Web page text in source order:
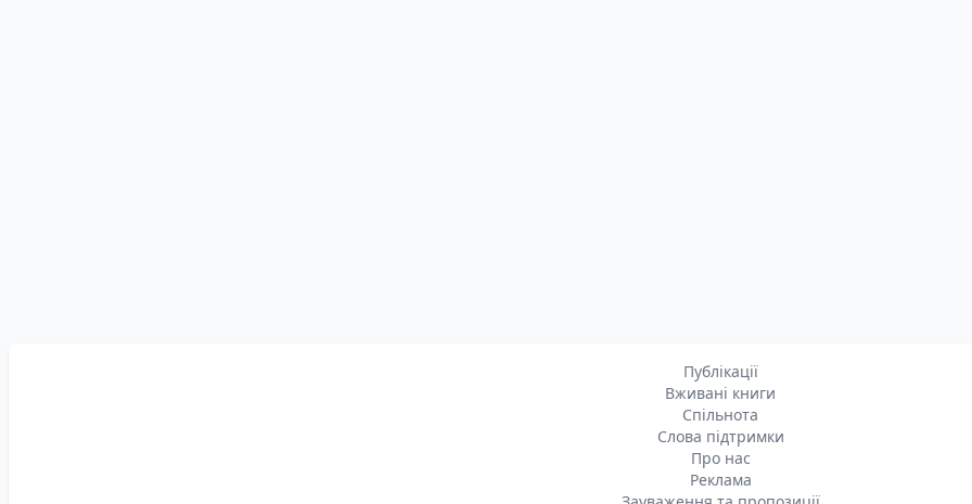
Публікації
Вживані книги
Спільнота
Слова підтримки
Про нас
Реклама